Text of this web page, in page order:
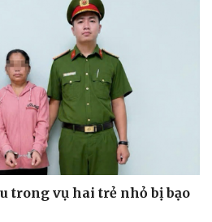
trong vụ hai trẻ nhỏ bị bạo